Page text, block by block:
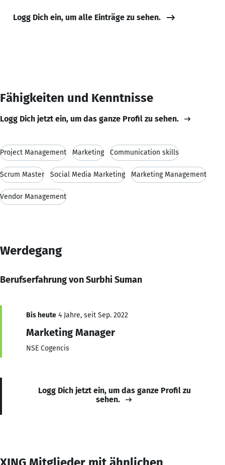
Logg Dich ein, um alle Einträge zu sehen.
Fähigkeiten und Kenntnisse
Logg Dich jetzt ein, um das ganze Profil zu sehen.
Project Management Marketing Communication skills
Scrum Master Social Media Marketing Marketing Management
Vendor Management
Werdegang
Berufserfahrung von Surbhi Suman
Bis heute 4 Jahre, seit Sep. 2022
Marketing Manager
NSE Cogencis
Logg Dich jetzt ein, um das ganze Profil zu
sehen.